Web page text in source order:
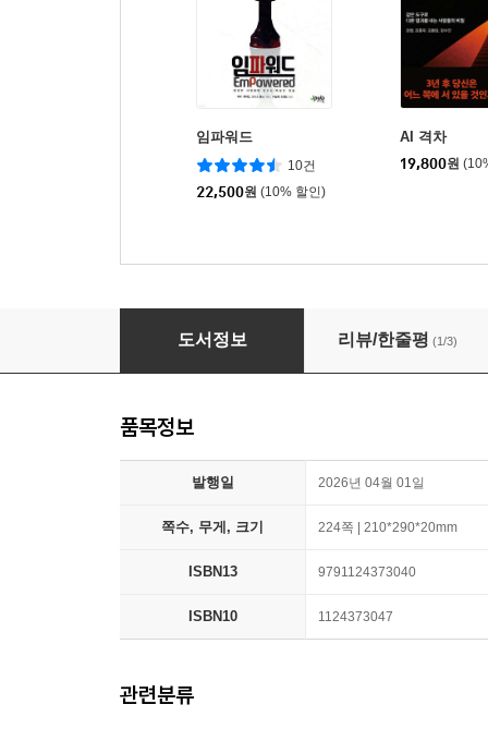
임파워드
10건
22,500원 (10% 할인)
AI 격차
19,800원
요즘 직장인을 위한 실무 보고서 작성 비법 (큰
도서정보 리뷰/한줄평 (1/3)
품목정보
발행일 2026년 04월 01일
쪽수, 무게, 크기 224쪽 | 210*290*20mm
ISBN13 9791124373040
ISBN10 1124373047
관련분류